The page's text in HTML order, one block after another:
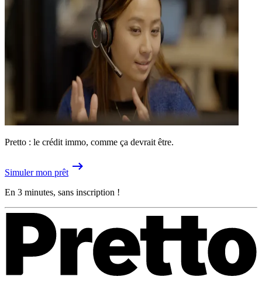
Pretto : le crédit immo, comme ça devrait être.
Simuler mon prêt
En 3 minutes, sans inscription !